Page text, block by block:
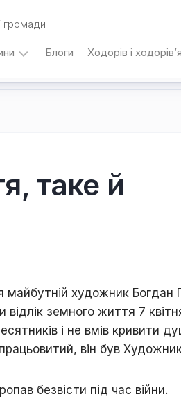
громади
Блоги Ходорів і
під
Дати,
Ходорова
/
Їхня
доля
з
таке й
майбутній художник Богдан
земного життя 7
і не вмів кривити
він був
безвісти під час війни.